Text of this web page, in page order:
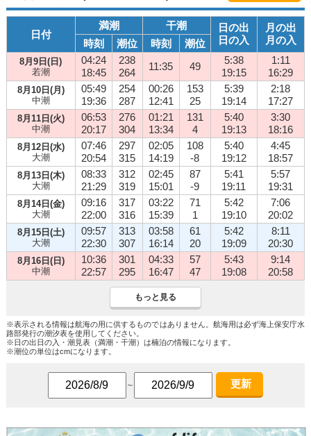
日付
満潮 干潮
日の出
日の入
月の出
月の入
時刻 潮位 時刻 潮位
8月9日(日)
若潮
04:24
18:45
238
264
11:35 49
5:38
19:15
1:11
16:29
8月10日(月)
中潮
05:49
19:36
254
287
00:26
12:41
153
25
5:39
19:14
2:18
17:27
8月11日(火)
中潮
06:53
20:17
276
304
01:21
13:34
131
4
5:40
19:13
3:30
18:16
8月12日(水)
大潮
07:46
20:54
297
315
02:05
14:19
108
-8
5:40
19:12
4:45
18:57
8月13日(木)
大潮
08:33
21:29
312
319
02:45
15:01
87
-9
5:41
19:11
5:57
19:31
8月14日(金)
大潮
09:16
22:00
317
316
03:22
15:39
71
1
5:42
19:10
7:06
20:02
8月15日(土)
大潮
09:57
22:30
313
307
03:58
16:14
61
20
5:42
19:09
8:11
20:30
8月16日(日)
中潮
10:36
22:57
301
295
04:33
16:47
57
47
5:43
19:08
9:14
20:58
もっと見る
※表示される情報は航海の用に供するものではありません。航海用は必ず海上保安庁水
路部発行の潮汐表を使用してください。
※日の出日の入・潮見表（満潮・干潮）は楠泊の情報になります。
※潮位の単位はcmになります。
～ 更新